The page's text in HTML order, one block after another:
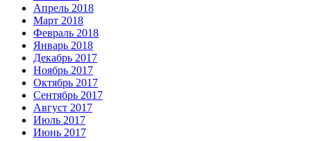
Апрель 2018
Март 2018
Февраль 2018
Январь 2018
Декабрь 2017
Ноябрь 2017
Октябрь 2017
Сентябрь 2017
Август 2017
Июль 2017
Июнь 2017